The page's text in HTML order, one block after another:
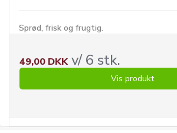
Sprød, frisk og frugtig.
49,00 DKKv/ 6 stk.
Vis produkt